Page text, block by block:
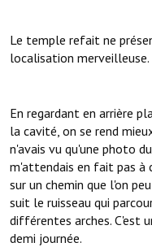
Le temple refait ne
localisation merveilleuse.
En regardant en arrière
la cavité, on se rend
n'avais vu qu'une photo
m'attendais en fait pas à
sur un chemin que l'on
suit le ruisseau qui
différentes arches. C'est
demi journée.